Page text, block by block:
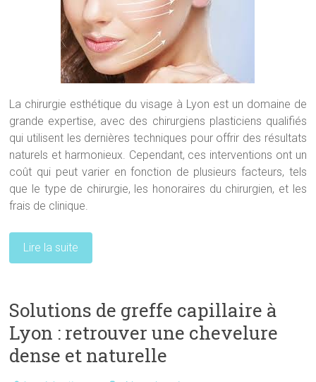
La chirurgie esthétique du visage à Lyon est un domaine de
grande expertise, avec des chirurgiens plasticiens qualifiés
qui utilisent les dernières techniques pour offrir des résultats
naturels et harmonieux. Cependant, ces interventions ont un
coût qui peut varier en fonction de plusieurs facteurs, tels
que le type de chirurgie, les honoraires du chirurgien, et les
frais de clinique.
Lire la suite
Solutions de greffe capillaire à
Lyon : retrouver une chevelure
dense et naturelle